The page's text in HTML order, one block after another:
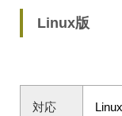
Linux版
対応